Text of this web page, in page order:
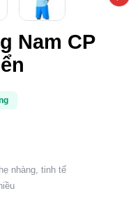
Nam CP
nhàng, tinh tế